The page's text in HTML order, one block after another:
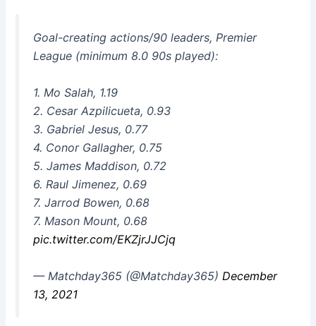
Goal-creating actions/90 leaders, Premier
League (minimum 8.0 90s played):
1. Mo Salah, 1.19
2. Cesar Azpilicueta, 0.93
3. Gabriel Jesus, 0.77
4. Conor Gallagher, 0.75
5. James Maddison, 0.72
6. Raul Jimenez, 0.69
7. Jarrod Bowen, 0.68
7. Mason Mount, 0.68
pic.twitter.com/EKZjrJJCjq
— Matchday365 (@Matchday365)December
13, 2021